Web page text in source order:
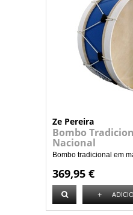
Ze Pereira
Bombo
Nacional
Bombo tradicional em
369,95 €
+